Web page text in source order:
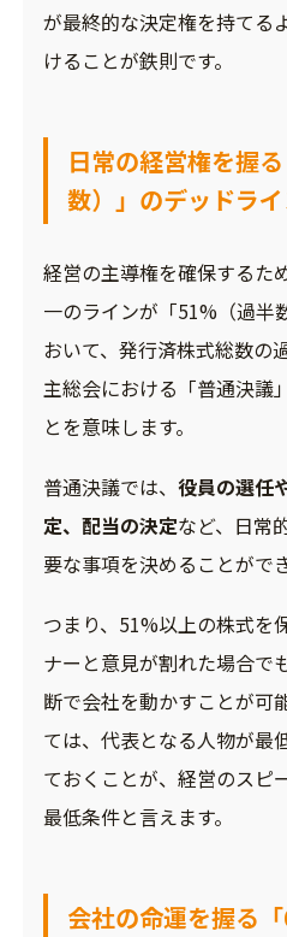
が最終的な決定権を持てる
けることが鉄則です。
日常の経営権を握
数）」のデッドラ
経営の主導権を確保するた
一のラインが「51%（過半
おいて、発行済株式総数の
主総会における「普通決議
とを意味します。
普通決議では、 役員の選任
定、配当の決定など、日常
要な事項を決めることがで
つまり、51%以上の株式を
ナーと意見が割れた場合で
断で会社を動かすことが可
ては、代表となる人物が最
ておくことが、経営のスピ
最低条件と言えます。
会社の命運を握る